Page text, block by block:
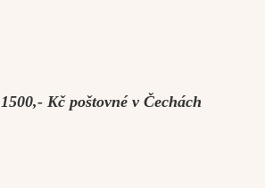
Kč poštovné v Čechách